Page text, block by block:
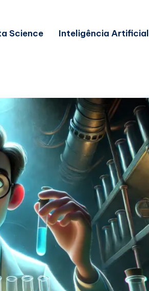
Science Inteligência Artificial